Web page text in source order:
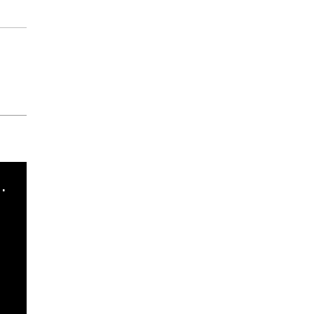
"Subrayado"